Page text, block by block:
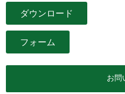
ダウンロード
フォーム
お問